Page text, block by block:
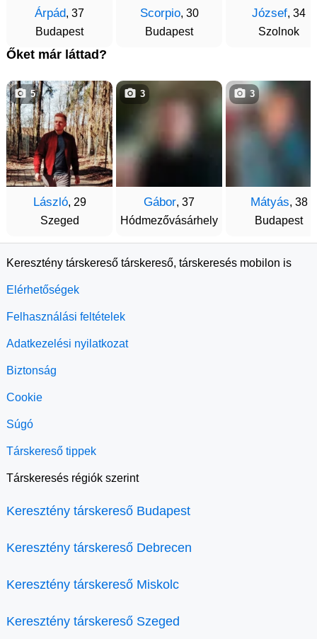
Árpád, 37
Budapest
Scorpio, 30
Budapest
József, 34
Szolnok
Őket már láttad?
László, 29
Szeged
5
Gábor, 37
Hódmezővásárhely
3
Mátyás, 38
Budapest
3
Keresztény társkereső társkereső, társkeresés mobilon is
Elérhetőségek
Felhasználási feltételek
Adatkezelési nyilatkozat
Biztonság
Cookie
Súgó
Társkereső tippek
Társkeresés régiók szerint
Keresztény társkereső Budapest
Keresztény társkereső Debrecen
Keresztény társkereső Miskolc
Keresztény társkereső Szeged